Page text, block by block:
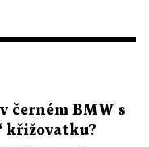
černém BMW s
křižovatku?